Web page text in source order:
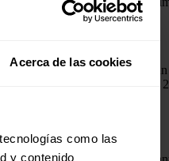
Acerca de las cookies
como las
y contenido
mayor.
de los consumidores, con
medio TUR2, y de unos